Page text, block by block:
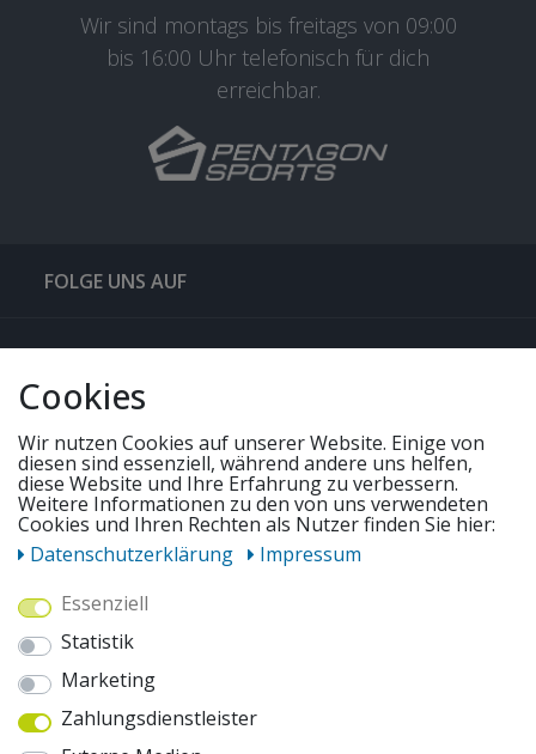
Wir sind montags bis freitags von 09:00
bis 16:00 Uhr telefonisch für dich
erreichbar.
FOLGE UNS AUF
QUICKLINKS & TIPPS
UNSERE ANGEBOTE
WIR VERSENDEN MIT
AUSZEICHNUNGEN & SICHERHEIT
Cookies
Wir nutzen Cookies auf unserer Website. Einige von
diesen sind essenziell, während andere uns helfen,
diese Website und Ihre Erfahrung zu verbessern.
Weitere Informationen zu den von uns verwendeten
Cookies und Ihren Rechten als Nutzer finden Sie hier:
Daten­schutz­erklärung
Impressum
Essenziell
Statistik
Marketing
Zahlungsdienstleister